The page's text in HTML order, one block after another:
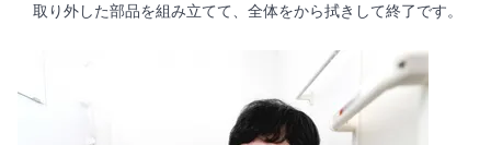
取り外した部品を組み立てて、全体をから拭きして終了です。